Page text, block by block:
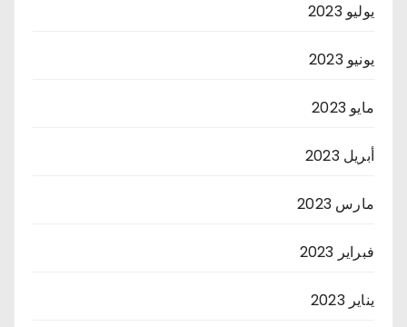
يوليو 2023
يونيو 2023
مايو 2023
أبريل 2023
مارس 2023
فبراير 2023
يناير 2023